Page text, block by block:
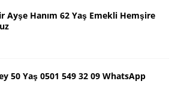
Ayşe Hanım 62 Yaş Emekli Hemşire
50 Yaş 0501 549 32 09 WhatsApp